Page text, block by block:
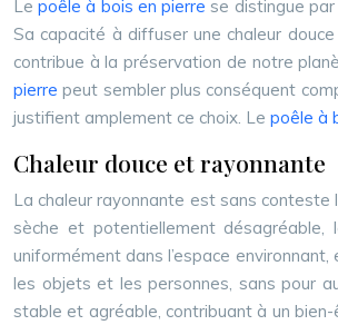
Lepoêle à bois en pierrese distingue
Sa capacité à diffuser une chaleur
contribue à la préservation de notre
pierrepeut sembler plus conséquent
justifient amplement ce choix. Le poêle à
Chaleur douce et rayonnante
La chaleur rayonnante est sans conteste
sèche et potentiellement
uniformément dans l’espace
les objets et les personnes, sans pour
stable et agréable, contribuant à un